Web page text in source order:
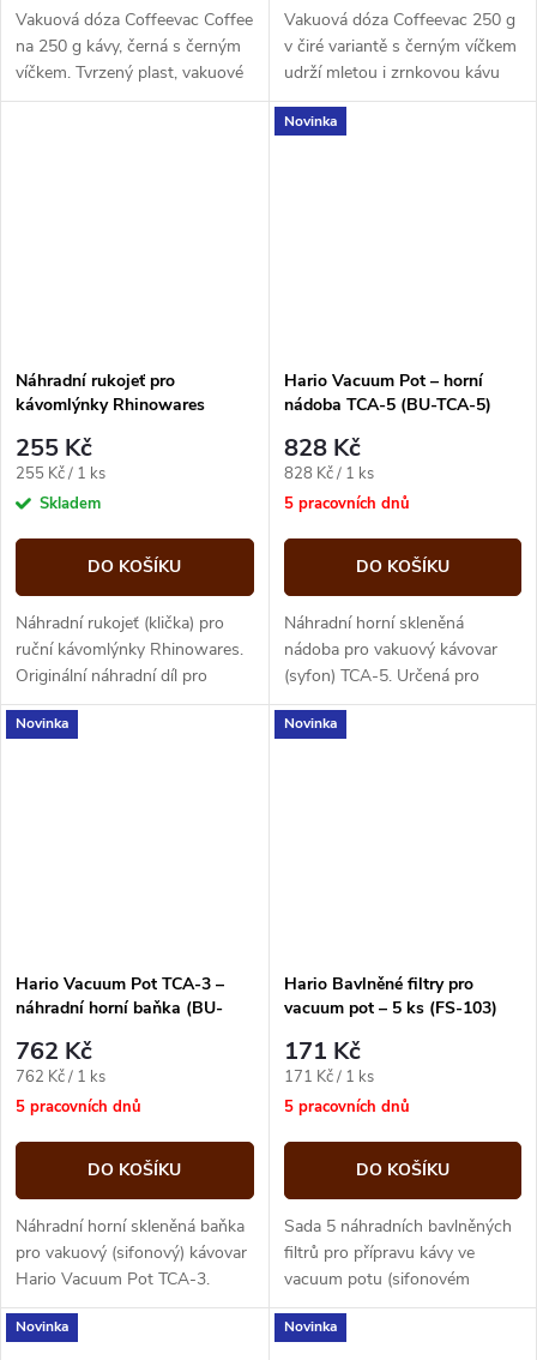
Vakuová dóza Coffeevac Coffee
na 250 g kávy, černá s černým
víčkem. Tvrzený plast, vakuové
uzavření jediným stiskem
Vakuová dóza Coffeevac 250 g
v čiré variantě s černým víčkem
udrží mletou i zrnkovou kávu
déle čerstvou.
Náhradní rukojeť pro
kávomlýnky Rhinowares
255 Kč
Měrná
cena:
255 Kč / 1 ks
Skladem
DO KOŠÍKU
Náhradní rukojeť (klička) pro
ruční kávomlýnky Rhinowares.
Originální náhradní díl pro
výměnu opotřebené nebo
poškozené kličky mlýnku
Novinka
Hario Vacuum Pot – horní
nádoba TCA-5 (BU-TCA-5)
828 Kč
Měrná
cena:
828 Kč / 1 ks
5 pracovních dnů
DO KOŠÍKU
Náhradní horní skleněná
nádoba pro vakuový kávovar
(syfon) TCA-5. Určená pro
přípravu kávy metodou vacuum
pot, kompatibilní s pětišálkovou
Novinka
Hario Vacuum Pot TCA-3 –
náhradní horní baňka (BU-
762 Kč
Měrná
cena:
762 Kč / 1 ks
5 pracovních dnů
DO KOŠÍKU
Náhradní horní skleněná baňka
pro vakuový (sifonový) kávovar
Hario Vacuum Pot TCA-3.
Odolné borosilikátové sklo,
přesné dosednutí do těsnění,...
Novinka
Hario Bavlněné filtry pro
vacuum pot – 5 ks (FS-103)
171 Kč
Měrná
cena:
171 Kč / 1 ks
5 pracovních dnů
DO KOŠÍKU
Sada 5 náhradních bavlněných
filtrů pro přípravu kávy ve
vacuum potu (sifonovém
překapávači). Bavlněná tkanina
zachytí jemné částice a
Novinka Novinka